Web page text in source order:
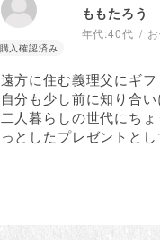
ももたろう
年代:40代
遠方に住む義理父にギ
自分も少し前に知り合
二人暮らしの世代にち
っとしたプレゼントと